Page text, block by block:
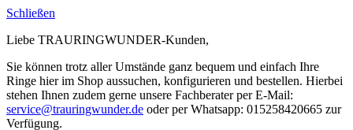
Schließen
Liebe TRAURINGWUNDER-Kunden,
Sie können trotz aller Umstände ganz bequem und einfach Ihre
Ringe hier im Shop aussuchen, konfigurieren und bestellen. Hierbei
stehen Ihnen zudem gerne unsere Fachberater per E-Mail:
service@trauringwunder.de oder per Whatsapp: 015258420665 zur
Verfügung.